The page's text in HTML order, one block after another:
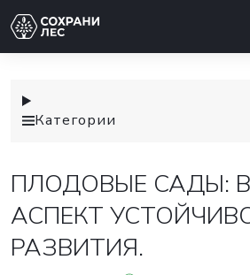
Категории
ПЛОДОВЫЕ САДЫ:
АСПЕКТ
РАЗВИТИЯ.